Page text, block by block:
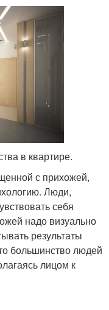
в квартире.
с прихожей,
Люди,
себя
надо визуально
результаты
большинство людей
лицом к